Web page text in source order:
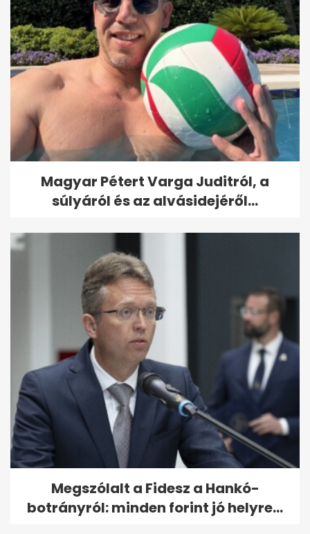
Magyar Pétert Varga Juditról, a
súlyáról és az alvásidejéről...
Megszólalt a Fidesz a Hankó-
botrányról: minden forint jó helyre...